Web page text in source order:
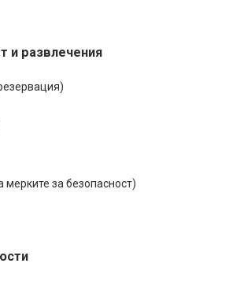
и развлечения
мерките за безопасност)